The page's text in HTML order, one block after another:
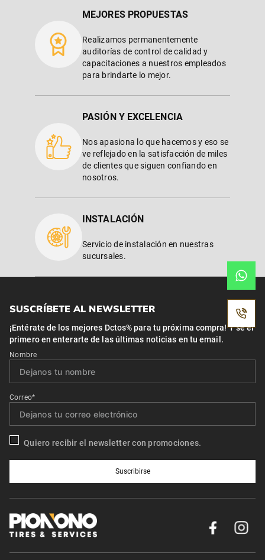
MEJORES PROPUESTAS
Realizamos permanentemente
auditorías de control de calidad y
capacitaciones a nuestros empleados
para brindarte lo mejor.
PASIÓN Y EXCELENCIA
Nos apasiona lo que hacemos y eso se
ve reflejado en la satisfacción de miles
de clientes que siguen confiando en
nosotros.
INSTALACIÓN
Servicio de instalación en nuestras
sucursales.
SUSCRÍBETE AL NEWSLETTER
¡Entérate de los mejores Dctos% para tu próxima compra! Y se el
primero en enterarte de las últimas noticias en tu email.
Nombre
Correo*
Quiero recibir el newsletter con promociones.
Suscribirse